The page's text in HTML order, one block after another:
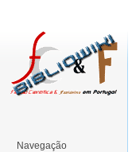
Navegação